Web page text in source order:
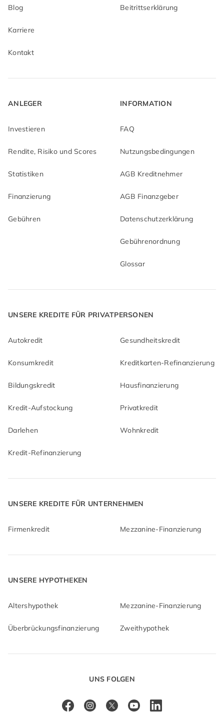
Blog
Karriere
Kontakt
Beitrittserklärung
ANLEGER
Investieren
Rendite, Risiko und Scores
Statistiken
Finanzierung
Gebühren
INFORMATION
FAQ
Nutzungsbedingungen
AGB Kreditnehmer
AGB Finanzgeber
Datenschutzerklärung
Gebührenordnung
Glossar
UNS FOLGEN
UNSERE KREDITE FÜR PRIVATPERSONEN
Autokredit Gesundheitskredit
Konsumkredit Kreditkarten-Refinanzierung
Bildungskredit Hausfinanzierung
Kredit-Aufstockung Privatkredit
Darlehen Wohnkredit
Kredit-Refinanzierung
UNSERE KREDITE FÜR UNTERNEHMEN
Firmenkredit Mezzanine-Finanzierung
UNSERE HYPOTHEKEN
Altershypothek Mezzanine-Finanzierung
Überbrückungsfinanzierung Zweithypothek